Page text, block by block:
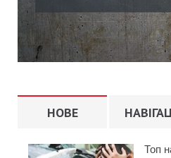
НОВЕ
Топ